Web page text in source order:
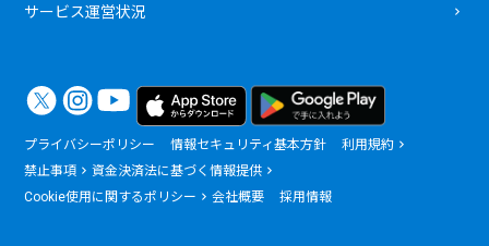
サービス運営状況
プライバシーポリシー 情報セキュリティ基本方針
利用規約
禁止事項
資金決済法に基づく情報提供
Cookie使用に関するポリシー
会社概要 採用情報